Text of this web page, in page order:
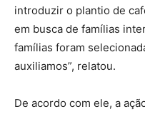
introduzir o plantio de
em busca de famílias
famílias foram
auxiliamos”, relatou.
De acordo com ele, a